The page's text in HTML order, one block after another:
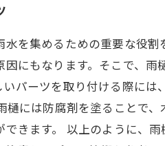
水を集めるための重要な役
因にもなります。そこで、
いパーツを取り付ける際に
樋には防腐剤を塗ることで
できます。 以上のように、